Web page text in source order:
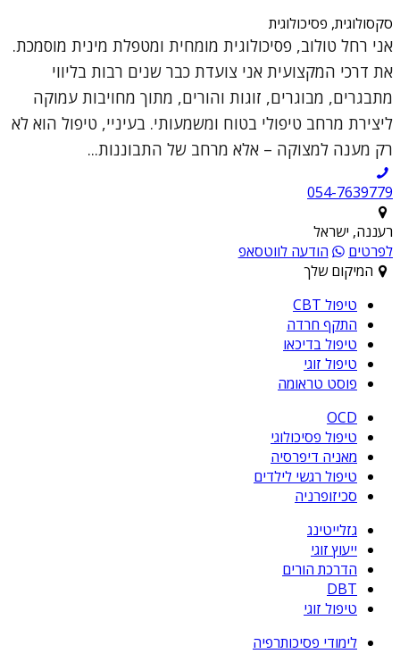
סקסולוגית, פסיכולוגית
אני רחל טולוב, פסיכולוגית מומחית ומטפלת מינית מוסמכת.
את דרכי המקצועית אני צועדת כבר שנים רבות בליווי
מתבגרים, מבוגרים, זוגות והורים, מתוך מחויבות עמוקה
ליצירת מרחב טיפולי בטוח ומשמעותי. בעיניי, טיפול הוא לא
רק מענה למצוקה – אלא מרחב של התבוננות...
054-7639779
רעננה, ישראל
לפרטים
הודעה לווטסאפ
המיקום שלך
טיפול CBT
התקף חרדה
טיפול בדיכאו
טיפול זוגי
פוסט טראומה
OCD
טיפול פסיכולוגי
מאניה דיפרסיה
טיפול רגשי לילדים
סכיזופרניה
גזלייטינג
ייעוץ זוגי
הדרכת הורים
DBT
טיפול זוגי
לימודי פסיכותרפיה